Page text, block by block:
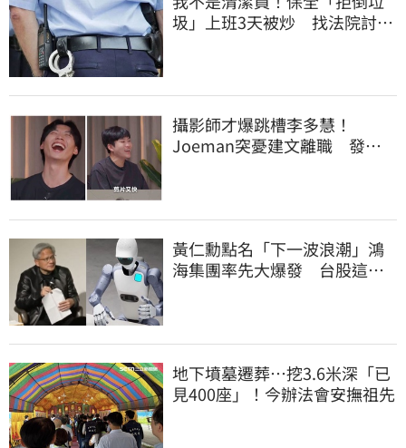
圾」上班3天被炒 找法院討公
攝影師才爆跳槽李多慧！
Joeman突憂建文離職 發聲
黃仁勳點名「下一波浪潮」鴻
海集團率先大爆發 台股這族
地下墳墓遷葬…挖3.6米深「已
見400座」！今辦法會安撫祖先